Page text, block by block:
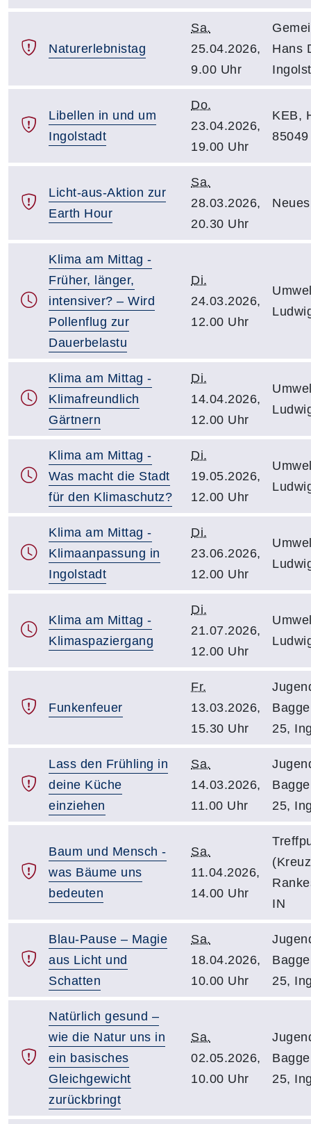
Naturerlebnistag
Sa.
25.04.2026,
9.00 Uhr
Hans
Libellen in und um
Ingolstadt
Do.
23.04.2026,
19.00 Uhr
KEB,
Licht-aus-Aktion zur
Earth Hour
Sa.
28.03.2026,
20.30 Uhr
Klima am Mittag -
Früher, länger,
intensiver? – Wird
Pollenflug zur
Dauerbelastu
Di.
24.03.2026,
12.00 Uhr
Klima am Mittag -
Klimafreundlich
Gärtnern
Di.
14.04.2026,
12.00 Uhr
Klima am Mittag -
Was macht die Stadt
für den Klimaschutz?
Di.
19.05.2026,
12.00 Uhr
Klima am Mittag -
Klimaanpassung in
Ingolstadt
Di.
23.06.2026,
12.00 Uhr
Klima am Mittag -
Klimaspaziergang
Di.
21.07.2026,
12.00 Uhr
Funkenfeuer
Fr.
13.03.2026,
15.30 Uhr
25,
Lass den Frühling in
deine Küche
einziehen
Sa.
14.03.2026,
11.00 Uhr
25,
Baum und Mensch -
was Bäume uns
bedeuten
Sa.
11.04.2026,
14.00 Uhr
IN
Blau-Pause – Magie
aus Licht und
Schatten
Sa.
18.04.2026,
10.00 Uhr
25,
Natürlich gesund –
wie die Natur uns in
ein basisches
Gleichgewicht
zurückbringt
Sa.
02.05.2026,
10.00 Uhr
25,